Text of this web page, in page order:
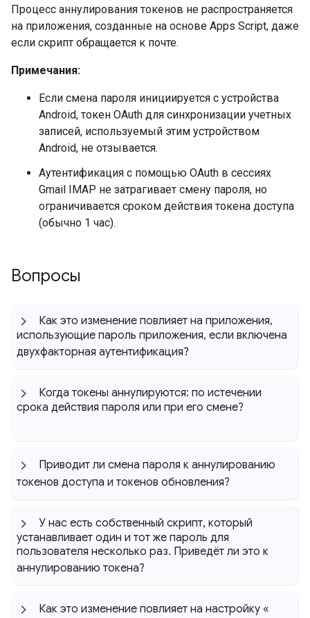
Процесс аннулирования токенов не распространяется
на приложения, созданные на основе Apps Script, даже
если скрипт обращается к почте.
Примечания:
Если смена пароля инициируется с устройства
Android, токен OAuth для синхронизации учетных
записей, используемый этим устройством
Android, не отзывается.
Аутентификация с помощью OAuth в сессиях
Gmail IMAP не затрагивает смену пароля, но
ограничивается сроком действия токена доступа
(обычно 1 час).
Вопросы
Как это изменение повлияет на приложения,
использующие пароль приложения, если включена
двухфакторная аутентификация?
Когда токены аннулируются: по истечении
срока действия пароля или при его смене?
Приводит ли смена пароля к аннулированию
токенов доступа и токенов обновления?
У нас есть собственный скрипт, который
устанавливает один и тот же пароль для
пользователя несколько раз. Приведёт ли это к
аннулированию токена?
Как это изменение повлияет на настройку «